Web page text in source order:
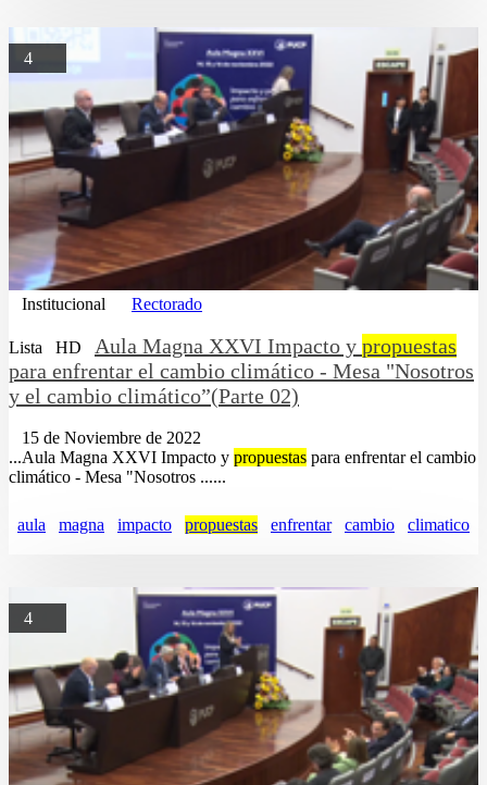
4
Institucional Rectorado
Lista HD Aula Magna XXVI Impacto y propuestas
para enfrentar el cambio climático - Mesa "Nosotros
y el cambio climático”(Parte 02)
15 de Noviembre de 2022
...Aula Magna XXVI Impacto y propuestas para enfrentar el cambio
climático - Mesa "Nosotros ......
aula magna impacto propuestas enfrentar cambio climatico
4